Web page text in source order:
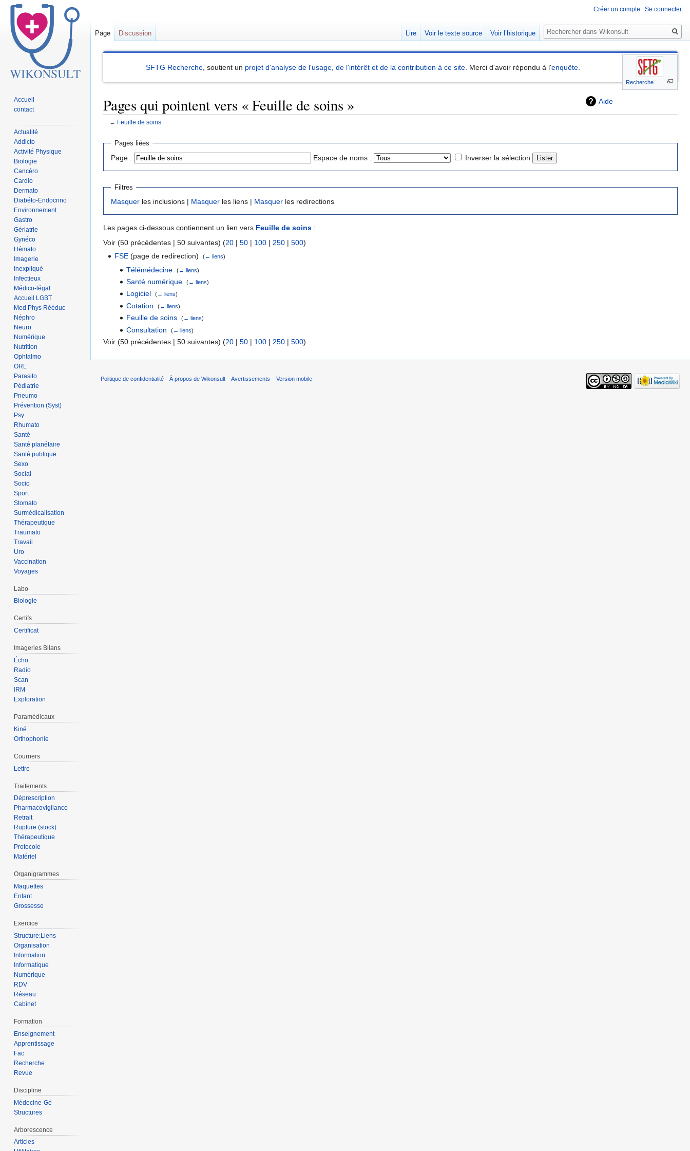
Recherche
SFTG Recherche , soutient un projet d'analyse de l'usage, de l'intérêt et de la contribution à ce site . Merci d'avoir répondu à l'enquête
Aide
Pages qui pointent vers « Feuille de soins »
← Feuille de soins
Sauter
navigation
Sauter
recherche
Pages liées
Page : Espace de noms : Inverser la sélection
Filtres
Masquer les inclusions | Masquer les liens | Masquer les redirections
Les pages ci-dessous contiennent un lien vers Feuille de soins :
Voir (50 précédentes | 50 suivantes) (20 | 50 | 100 | 250 | 500)
FSE (page de redirection) ‎(← liens)
Télémédecine‎ (← liens)
Santé numérique‎ (← liens)
Logiciel‎ (← liens)
Cotation (← liens)
Feuille de soins‎ (← liens)
Consultation (← liens)
Voir (50 précédentes | 50 suivantes) (20 | 50 | 100 | 250 | 500)
Créer un compte Se connecter
Page Discussion Lire Voir le texte source Voir l’historique
Rechercher
Accueil
contact
Actualité
Addicto
Activité Physique
Biologie
Cancéro
Cardio
Dermato
Diabéto-Endocrino
Environnement
Gastro
Gériatrie
Gynéco
Hémato
Imagerie
Inexpliqué
Infectieux
Médico-légal
Accueil LGBT
Med Phys Rééduc
Néphro
Neuro
Numérique
Nutrition
Ophtalmo
ORL
Parasito
Pédiatrie
Pneumo
Prévention (Syst)
Psy
Rhumato
Santé
Santé planétaire
Santé publique
Sexo
Social
Socio
Sport
Stomato
Surmédicalisation
Thérapeutique
Traumato
Travail
Uro
Vaccination
Voyages
Labo
Biologie
Certifs
Certificat
Imageries Bilans
Écho
Radio
Scan
IRM
Exploration
Paramédicaux
Kiné
Orthophonie
Courriers
Lettre
Traitements
Déprescription
Pharmacovigilance
Retrait
Rupture (stock)
Thérapeutique
Protocole
Matériel
Organigrammes
Maquettes
Enfant
Grossesse
Exercice
Structure:Liens
Organisation
Information
Informatique
Numérique
RDV
Réseau
Cabinet
Formation
Enseignement
Apprentissage
Fac
Recherche
Revue
Discipline
Médecine-Gé
Structures
Arborescence
Articles
Politique de confidentialité À propos de Wikonsult Avertissements Version mobile